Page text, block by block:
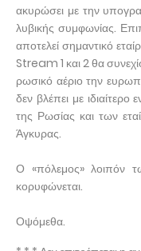
ακυρώσει με την
λυβικής συμφωνίας.
αποτελεί σημαντικό
Stream 1 και 2 θα
ρωσικό αέριο την
δεν βλέπει με
της Ρωσίας και των
Άγκυρας.
Ο «πόλεμος» λοιπόν
κορυφώνεται.
Οψόμεθα.